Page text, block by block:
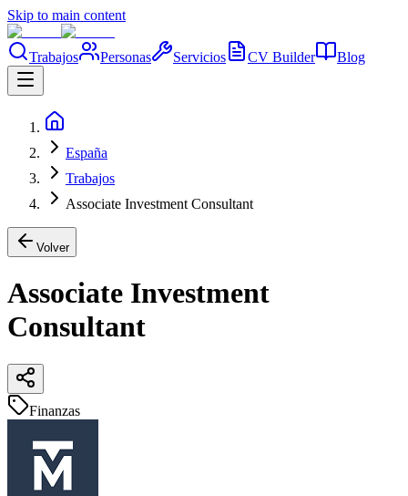
Skip to main content
Trabajos Personas Servicios CV Builder Blog
España
Trabajos
Associate Investment Consultant
Volver
Associate Investment
Consultant
Finanzas